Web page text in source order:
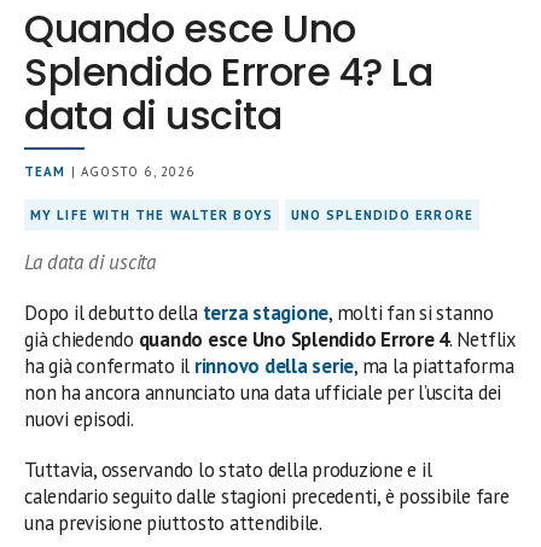
Quando esce Uno
Splendido Errore 4? La
data di uscita
TEAM | AGOSTO 6, 2026
MY LIFE WITH THE WALTER BOYS UNO SPLENDIDO ERRORE
La data di uscita
Dopo il debutto della terza stagione, molti fan si stanno
già chiedendo quando esce Uno Splendido Errore 4. Netflix
ha già confermato il rinnovo della serie, ma la piattaforma
non ha ancora annunciato una data ufficiale per l’uscita dei
nuovi episodi.
Tuttavia, osservando lo stato della produzione e il
calendario seguito dalle stagioni precedenti, è possibile fare
una previsione piuttosto attendibile.